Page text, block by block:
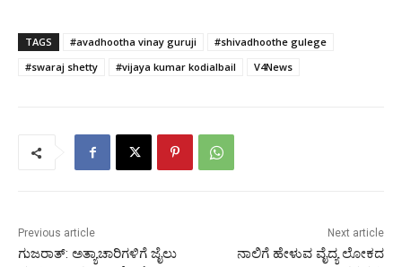
TAGS #avadhootha vinay guruji
#shivadhoothe gulege
#swaraj shetty
#vijaya kumar kodialbail V4News
Previous article
ಗುಜರಾತ್: ಅತ್ಯಾಚಾರಿಗಳಿಗೆ ಜೈಲು
Next article
ನಾಲಿಗೆ ಹೇಳುವ ವೈದ್ಯ ಲೋಕದ